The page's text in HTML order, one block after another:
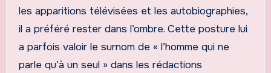
les apparitions télévisées et les autobiographies,
il a préféré rester dans l’ombre. Cette posture lui
a parfois valoir le surnom de « l’homme qui ne
parle qu’à un seul » dans les rédactions